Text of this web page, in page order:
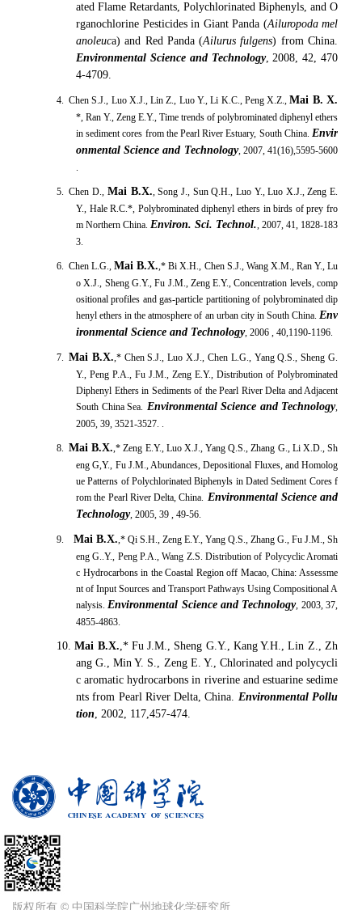
ated Flame Retardants, Polychlorinated Biphenyls, and O
rganochlorine Pesticides in Giant Panda (Ailuropoda mel
anoleuca) and Red Panda (Ailurus fulgens) from China.
Environmental Science and Technology, 2008, 42, 470
4-4709.
4. Chen S.J., Luo X.J., Lin Z., Luo Y., Li K.C., Peng X.Z.,Mai B. X.
*, Ran Y., Zeng E.Y., Time trends of polybrominated diphenyl ethers
in sediment cores from the Pearl River Estuary, South China. Envir
onmental Science and Technology, 2007, 41(16),5595-5600
.
5. Chen D.,Mai B.X., Song J., Sun Q.H., Luo Y., Luo X.J., Zeng E.
Y., Hale R.C.*, Polybrominated diphenyl ethers in birds of prey fro
m Northern China. Environ. Sci. Technol., 2007, 41, 1828-183
3.
6. Chen L.G.,Mai B.X.,* Bi X.H., Chen S.J., Wang X.M., Ran Y., Lu
o X.J., Sheng G.Y., Fu J.M., Zeng E.Y., Concentration levels, comp
ositional profiles and gas-particle partitioning of polybrominated dip
henyl ethers in the atmosphere of an urban city in South China. Env
ironmental Science and Technology, 2006 , 40,1190-1196.
7. Mai B.X.,* Chen S.J., Luo X.J., Chen L.G., Yang Q.S., Sheng G.
Y., Peng P.A., Fu J.M., Zeng E.Y., Distribution of Polybrominated
Diphenyl Ethers in Sediments of the Pearl River Delta and Adjacent
South China Sea. Environmental Science and Technology,
2005, 39, 3521-3527. .
8. Mai B.X.,* Zeng E.Y., Luo X.J., Yang Q.S., Zhang G., Li X.D., Sh
eng G,Y., Fu J.M., Abundances, Depositional Fluxes, and Homolog
ue Patterns of Polychlorinated Biphenyls in Dated Sediment Cores f
rom the Pearl River Delta, China. Environmental Science and
Technology, 2005, 39 , 49-56.
9. Mai B.X.,* Qi S.H., Zeng E.Y., Yang Q.S., Zhang G., Fu J.M., Sh
eng G..Y., Peng P.A., Wang Z.S. Distribution of Polycyclic Aromati
c Hydrocarbons in the Coastal Region off Macao, China: Assessme
nt of Input Sources and Transport Pathways Using Compositional A
nalysis.Environmental Science and Technology, 2003, 37,
4855-4863.
10. Mai B.X.,* Fu J.M., Sheng G.Y., Kang Y.H., Lin Z., Zh
ang G., Min Y. S., Zeng E. Y., Chlorinated and polycycli
c aromatic hydrocarbons in riverine and estuarine sedime
nts from Pearl River Delta, China. Environmental Pollu
tion, 2002, 117,457-474.
版权所有 © 中国科学院广州地球化学研究所